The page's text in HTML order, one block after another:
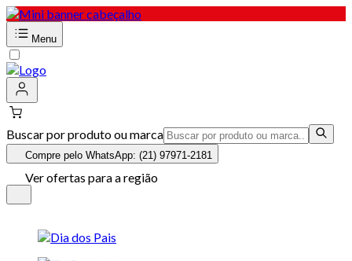
Menu
Buscar por produto ou marca
Compre pelo WhatsApp: (21) 97971-2181
Ver ofertas para a região